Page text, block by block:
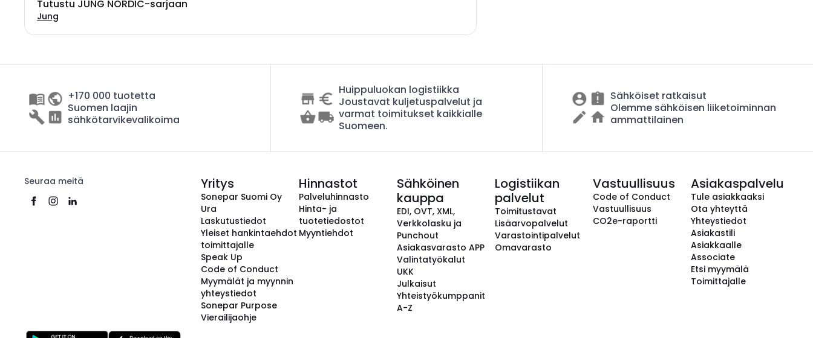
Tutustu JUNG NORDIC-sarjaan
Jung
+170 000 tuotetta
Suomen laajin
sähkötarvikevalikoima
Huippuluokan logistiikka
Joustavat kuljetuspalvelut ja
varmat toimitukset kaikkialle
Suomeen.
Sähköiset ratkaisut
Olemme sähköisen liiketoiminnan
ammattilainen
Seuraa meitä Yritys
Sonepar Suomi Oy
Ura
Laskutustiedot
Yleiset hankintaehdot
toimittajalle
Speak Up
Code of Conduct
Myymälät ja myynnin
yhteystiedot
Sonepar Purpose
Vierailijaohje
Hinnastot
Palveluhinnasto
Hinta- ja
tuotetiedostot
Myyntiehdot
Sähköinen
kauppa
EDI, OVT, XML,
Verkkolasku ja
Punchout
Asiakasvarasto APP
Valintatyökalut
UKK
Julkaisut
Yhteistyökumppanit
A-Z
Logistiikan
palvelut
Toimitustavat
Lisäarvopalvelut
Varastointipalvelut
Omavarasto
Vastuullisuus
Code of Conduct
Vastuullisuus
CO2e-raportti
Asiakaspalvelu
Tule asiakkaaksi
Ota yhteyttä
Yhteystiedot
Asiakastili
Asiakkaalle
Associate
Etsi myymälä
Toimittajalle